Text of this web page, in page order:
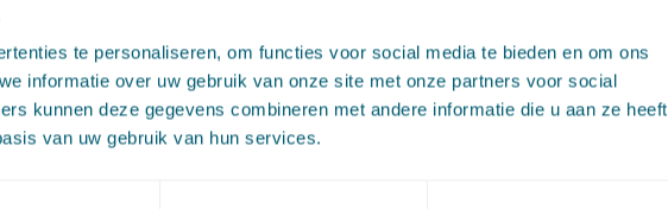
te personaliseren, om functies voor social media te bieden en om ons
informatie over uw gebruik van onze site met onze partners voor social
kunnen deze gegevens combineren met andere informatie die u aan ze heeft
van uw gebruik van hun services.
13 april 2026